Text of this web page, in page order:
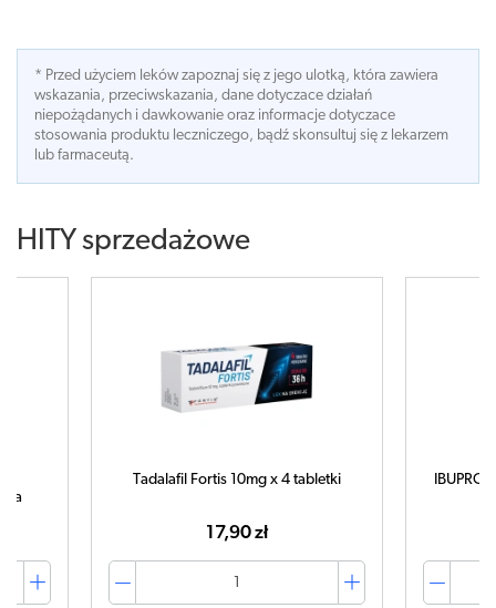
* Przed użyciem leków zapoznaj się z jego ulotką, która zawiera
wskazania, przeciwskazania, dane dotyczace działań
niepożądanych i dawkowanie oraz informacje dotyczace
stosowania produktu leczniczego, bądź skonsultuj się z lekarzem
lub farmaceutą.
HITY sprzedażowe
Tadalafil Fortis 10mg x 4 tabletki
17,90 zł